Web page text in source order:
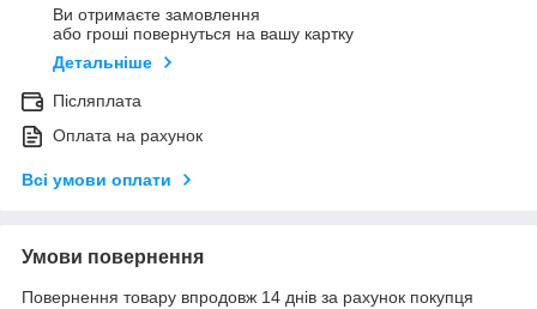
Ви отримаєте замовлення
або гроші повернуться на вашу картку
Детальніше
Післяплата
Оплата на рахунок
Всі умови оплати
Умови повернення
Повернення товару впродовж 14 днів за рахунок покупця